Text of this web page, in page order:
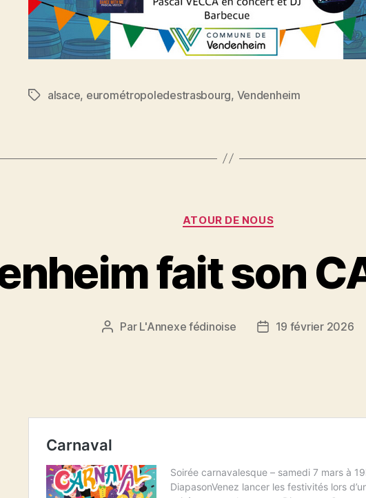
Étiquettes
alsace, eurométropoledestrasbourg, Vendenheim
Catégories
ATOUR DE NOUS
fait son
Auteur
Par L'Annexe fédinoise
Date19 février 2026